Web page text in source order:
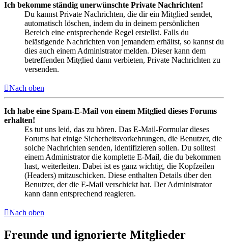
Ich bekomme ständig unerwünschte Private Nachrichten!
Du kannst Private Nachrichten, die dir ein Mitglied sendet,
automatisch löschen, indem du in deinem persönlichen
Bereich eine entsprechende Regel erstellst. Falls du
belästigende Nachrichten von jemandem erhältst, so kannst du
dies auch einem Administrator melden. Dieser kann dem
betreffenden Mitglied dann verbieten, Private Nachrichten zu
versenden.
Nach oben
Ich habe eine Spam-E-Mail von einem Mitglied dieses Forums
erhalten!
Es tut uns leid, das zu hören. Das E-Mail-Formular dieses
Forums hat einige Sicherheitsvorkehrungen, die Benutzer, die
solche Nachrichten senden, identifizieren sollen. Du solltest
einem Administrator die komplette E-Mail, die du bekommen
hast, weiterleiten. Dabei ist es ganz wichtig, die Kopfzeilen
(Headers) mitzuschicken. Diese enthalten Details über den
Benutzer, der die E-Mail verschickt hat. Der Administrator
kann dann entsprechend reagieren.
Nach oben
Freunde und ignorierte Mitglieder